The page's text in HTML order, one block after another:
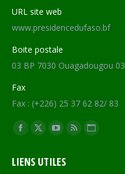
URL site web
www.presidencedufaso.bf
Boite postale
03 BP 7030 Ouagadougou 03
Fax
Fax : (+226) 25 37 62 82/ 83
Trouvez nous sur :
Facebook
opens
X
opens
YouTube
opens
RSS Site
LIENS UTILES